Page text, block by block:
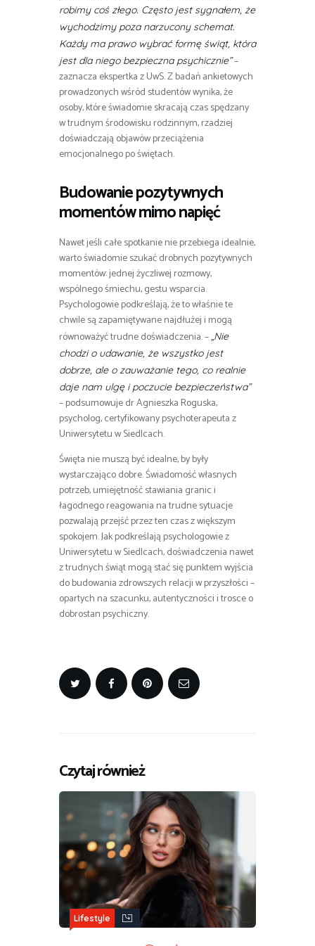
robimy coś złego. Często jest sygnałem, że
wychodzimy poza narzucony schemat.
Każdy ma prawo wybrać formę świąt, która
jest dla niego bezpieczna psychicznie”–
zaznacza ekspertka z UwS. Z badań ankietowych
prowadzonych wśród studentów wynika, że
osoby, które świadomie skracają czas spędzany
w trudnym środowisku rodzinnym, rzadziej
doświadczają objawów przeciążenia
emocjonalnego po świętach.
Budowanie pozytywnych
momentów mimo napięć
Nawet jeśli całe spotkanie nie przebiega idealnie,
warto świadomie szukać drobnych pozytywnych
momentów: jednej życzliwej rozmowy,
wspólnego śmiechu, gestu wsparcia.
Psychologowie podkreślają, że to właśnie te
chwile są zapamiętywane najdłużej i mogą
równoważyć trudne doświadczenia. –„Nie
chodzi o udawanie, że wszystko jest
dobrze, ale o zauważanie tego, co realnie
daje nam ulgę i poczucie bezpieczeństwa”
– podsumowuje dr Agnieszka Roguska,
psycholog, certyfikowany psychoterapeuta z
Uniwersytetu w Siedlcach.
Święta nie muszą być idealne, by były
wystarczająco dobre. Świadomość własnych
potrzeb, umiejętność stawiania granic i
łagodnego reagowania na trudne sytuacje
pozwalają przejść przez ten czas z większym
spokojem. Jak podkreślają psychologowie z
Uniwersytetu w Siedlcach, doświadczenia nawet
z trudnych świąt mogą stać się punktem wyjścia
do budowania zdrowszych relacji w przyszłości –
opartych na szacunku, autentyczności i trosce o
dobrostan psychiczny.
Czytaj również
Lifestyle